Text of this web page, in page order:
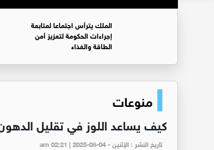
الملك يترأس اجتماعا لمتابعة
إجراءات الحكومة لتعزيز أمن
الطاقة والغذاء
منوعات
كيف يساعد اللوز في تقليل
تاريخ النشر : الإثنين - am 02:21 | 2025-08-04